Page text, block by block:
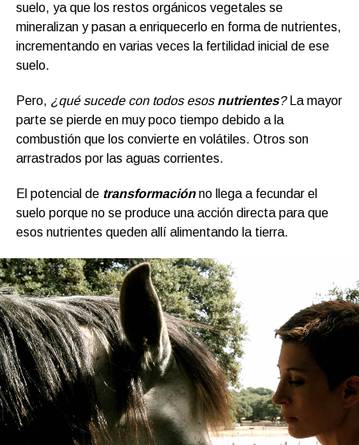
suelo, ya que los restos orgánicos vegetales se
mineralizan y pasan a enriquecerlo en forma de nutrientes,
incrementando en varias veces la fertilidad inicial de ese
suelo.
Pero, ¿qué sucede con todos esos nutrientes?La mayor
parte se pierde en muy poco tiempo debido a la
combustión que los convierte en volátiles. Otros son
arrastrados por las aguas corrientes.
El potencial de transformación no llega a fecundar el
suelo porque no se produce una acción directa para que
esos nutrientes queden allí alimentando la tierra.